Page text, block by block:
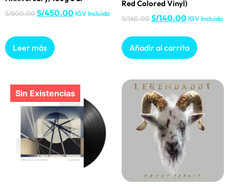
S/500.00S/450.00 IGV Incluido
Leer más
Red Colored Vinyl)
S/160.00S/140.00 IGV Incluido
Añadir al carrito